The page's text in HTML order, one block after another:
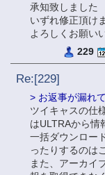
承知致しました
いずれ修正頂け
よろしくお願い
229
Re:[229]
> お返事が漏れ
ツイキャスの仕
はULTRAから情
一括ダウンロー
ったりするのは
また、アーカイ